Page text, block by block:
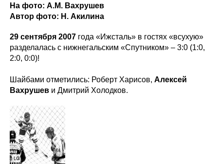
На фото: А.М. Вахрушев
Автор фото: Н. Акилина
29 сентября 2007 года «Ижсталь» в гостях «всухую»
разделалась с нижнегальским «Спутником» – 3:0 (1:0,
2:0, 0:0)!
Шайбами отметились: Роберт Харисов, Алексей
Вахрушев и Дмитрий Холодков.